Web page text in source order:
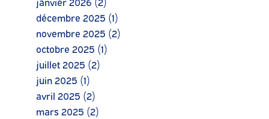
décembre 2025 (1)
novembre 2025 (2)
octobre 2025 (1)
juillet 2025 (2)
juin 2025 (1)
avril 2025 (2)
mars 2025 (2)